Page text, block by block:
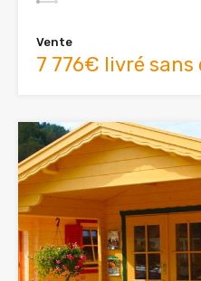
Vente
7 776€ livré